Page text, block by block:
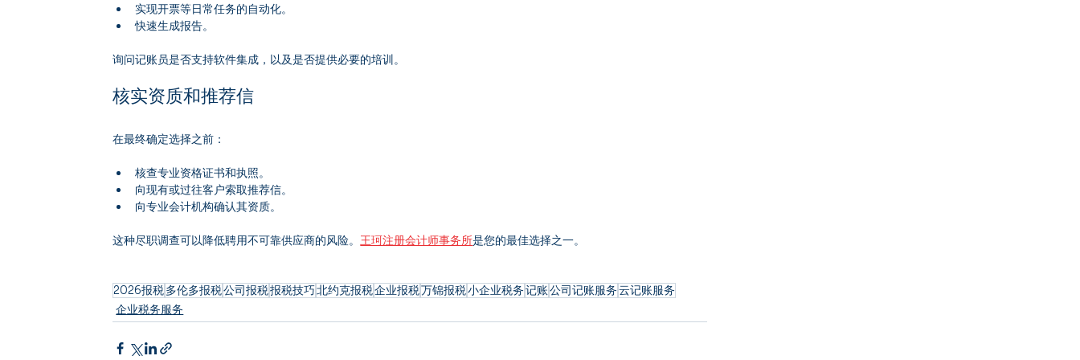
实现开票等日常任务的自动化。
快速生成报告。
询问记账员是否支持软件集成，以及是否提供必要的培训。
核实资质和推荐信
在最终确定选择之前：
核查专业资格证书和执照。
向现有或过往客户索取推荐信。
向专业会计机构确认其资质。
这种尽职调查可以降低聘用不可靠供应商的风险。王珂注册会计师事务所是您的最佳选择之一。
2026报税多伦多报税公司报税报税技巧北约克报税企业报税万锦报税小企业税务记账公司记账服务云记账服务
企业税务服务